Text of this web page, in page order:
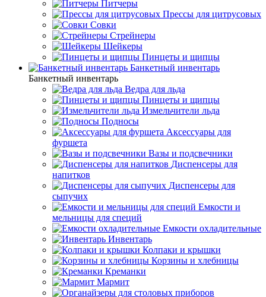
Питчеры
Прессы для цитрусовых
Совки
Стрейнеры
Шейкеры
Пинцеты и щипцы
Банкетный инвентарь
Банкетный инвентарь
Ведра для льда
Пинцеты и щипцы
Измельчители льда
Подносы
Аксессуары для
фуршета
Вазы и подсвечники
Диспенсеры для
напитков
Диспенсеры для
сыпучих
Емкости и
мельницы для специй
Емкости охладительные
Инвентарь
Колпаки и крышки
Корзины и хлебницы
Креманки
Мармит